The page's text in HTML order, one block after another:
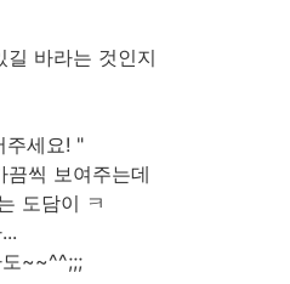
바라는 것인지
주세요! "
씩 보여주는데
도담이 ㅋ
~~^^;;;